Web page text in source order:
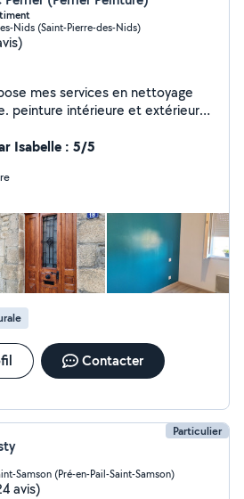
Nids (Saint-Pierre-des-Nids)
mes services en nettoyage
peinture intérieure et extérieure,
Isabelle : 5/5
Contacter
Particulier
Samson (Pré-en-Pail-Saint-Samson)
avis)